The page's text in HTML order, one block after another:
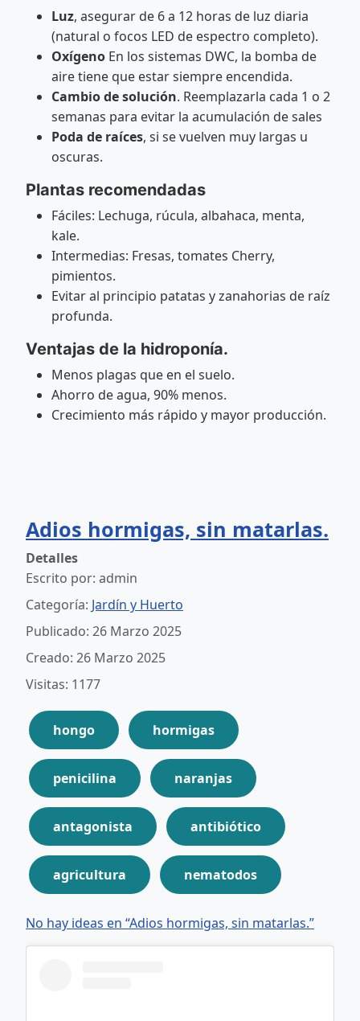
Luz, asegurar de 6 a 12 horas de luz diaria
(natural o focos LED de espectro completo).
Oxígeno En los sistemas DWC, la bomba de
aire tiene que estar siempre encendida.
Cambio de solución. Reemplazarla cada 1 o 2
semanas para evitar la acumulación de sales
Poda de raíces, si se vuelven muy largas u
oscuras.
Plantas recomendadas
Fáciles: Lechuga, rúcula, albahaca, menta,
kale.
Intermedias: Fresas, tomates Cherry,
pimientos.
Evitar al principio patatas y zanahorias de raíz
profunda.
Ventajas de la hidroponía.
Menos plagas que en el suelo.
Ahorro de agua, 90% menos.
Crecimiento más rápido y mayor producción.
Adios hormigas, sin matarlas.
Detalles
Escrito por: admin
Categoría: Jardín y Huerto
Publicado: 26 Marzo 2025
Creado: 26 Marzo 2025
Visitas: 1177
hongo hormigas
penicilina naranjas
antagonista antibiótico
agricultura nematodos
No hay ideas en “Adios hormigas, sin matarlas.”